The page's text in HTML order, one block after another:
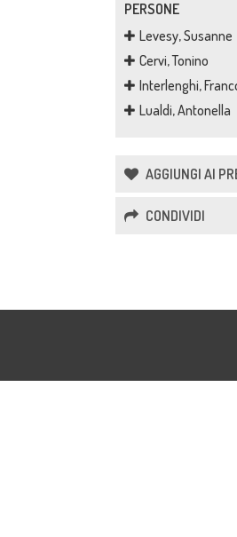
PERSONE
Levesy, Susanne
Cervi, Tonino
Interlenghi,
Lualdi, Antonella
AGGIUNGI AI
CONDIVIDI